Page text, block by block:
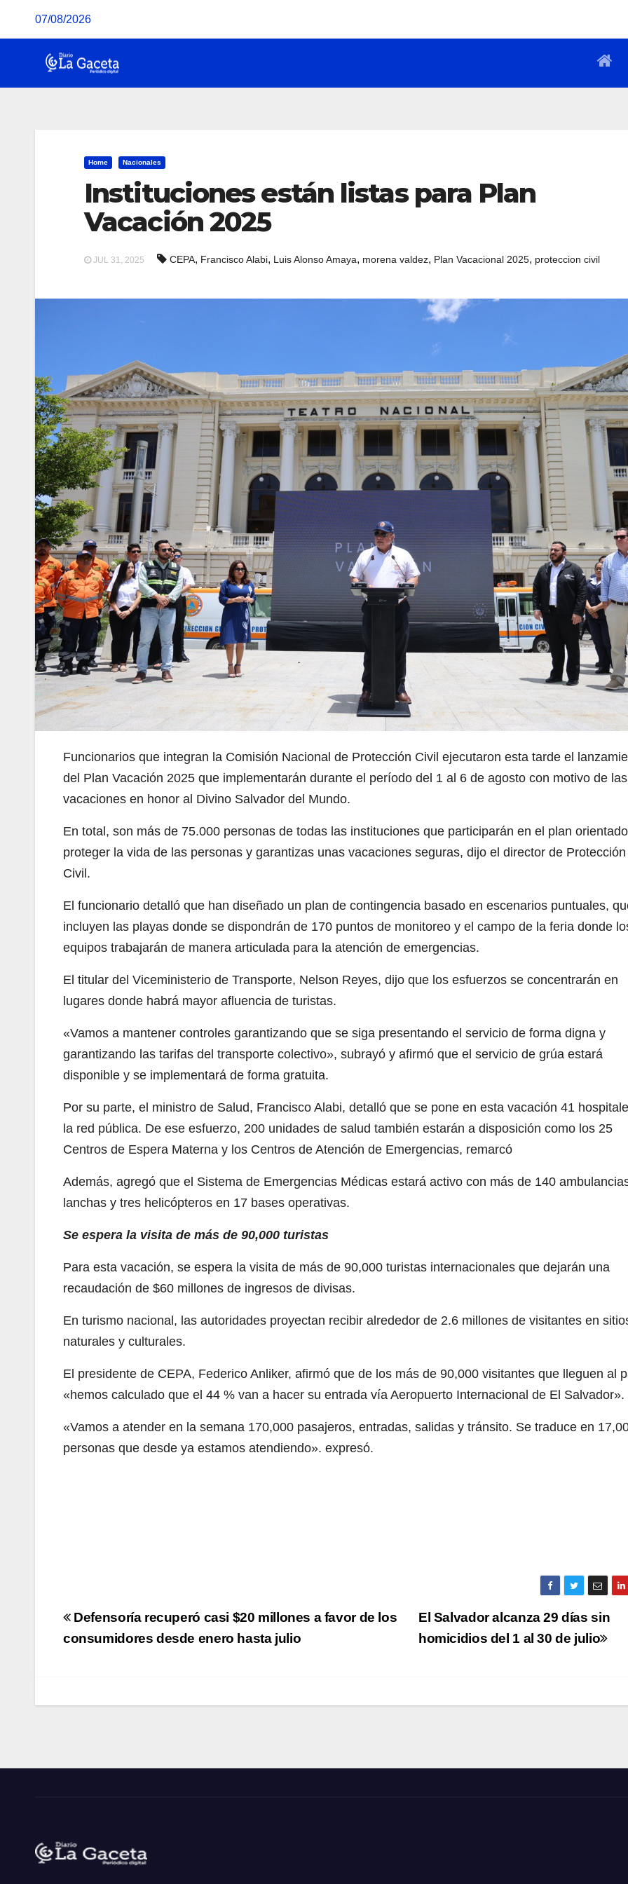
07/08/2026
Home Nacionales
Instituciones están listas para Plan
Vacación 2025
JUL 31, 2025 CEPA, Francisco Alabi, Luis Alonso Amaya, morena valdez, Plan Vacacional 2025, proteccion civil
Funcionarios que integran la Comisión Nacional de Protección Civil ejecutaron esta tarde el
del Plan Vacación 2025 que implementarán durante el período del 1 al 6 de agosto con motivo de las
vacaciones en honor al Divino Salvador del Mundo.
En total, son más de 75.000 personas de todas las instituciones que participarán en el plan
proteger la vida de las personas y garantizas unas vacaciones seguras, dijo el director de Protección
Civil.
El funcionario detalló que han diseñado un plan de contingencia basado en escenarios puntuales,
incluyen las playas donde se dispondrán de 170 puntos de monitoreo y el campo de la feria donde
equipos trabajarán de manera articulada para la atención de emergencias.
El titular del Viceministerio de Transporte, Nelson Reyes, dijo que los esfuerzos se concentrarán en
lugares donde habrá mayor afluencia de turistas.
«Vamos a mantener controles garantizando que se siga presentando el servicio de forma digna y
garantizando las tarifas del transporte colectivo», subrayó y afirmó que el servicio de grúa estará
disponible y se implementará de forma gratuita.
Por su parte, el ministro de Salud, Francisco Alabi, detalló que se pone en esta vacación 41
la red pública. De ese esfuerzo, 200 unidades de salud también estarán a disposición como los 25
Centros de Espera Materna y los Centros de Atención de Emergencias, remarcó
Además, agregó que el Sistema de Emergencias Médicas estará activo con más de 140
lanchas y tres helicópteros en 17 bases operativas.
Se espera la visita de más de 90,000 turistas
Para esta vacación, se espera la visita de más de 90,000 turistas internacionales que dejarán una
recaudación de $60 millones de ingresos de divisas.
En turismo nacional, las autoridades proyectan recibir alrededor de 2.6 millones de visitantes en
naturales y culturales.
El presidente de CEPA, Federico Anliker, afirmó que de los más de 90,000 visitantes que lleguen al
«hemos calculado que el 44 % van a hacer su entrada vía Aeropuerto Internacional de El Salvador».
«Vamos a atender en la semana 170,000 pasajeros, entradas, salidas y tránsito. Se traduce en
personas que desde ya estamos atendiendo». expresó.
Navegación
de
El Salvador alcanza 29 días sin
homicidios del 1 al 30 de julio
Defensoría recuperó casi $20 millones a favor de los
consumidores desde enero hasta julio